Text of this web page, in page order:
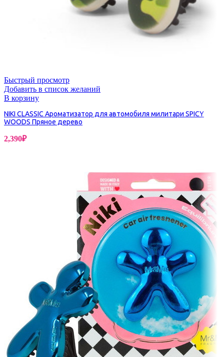
Быстрый просмотр
Добавить в список желаний
В корзину
NIKI CLASSIC Ароматизатор для автомобиля милитари SPICY
WOODS Пряное дерево
2,390₽